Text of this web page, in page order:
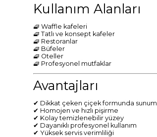
Kullanım Alanları
🧇 Waffle kafeleri
🧇 Tatlı ve konsept kafeler
🧇 Restoranlar
🧇 Büfeler
🧇 Oteller
🧇 Profesyonel mutfaklar
Avantajları
✔ Dikkat çeken çiçek formunda sunum
✔ Homojen ve hızlı pişirme
✔ Kolay temizlenebilir yüzey
✔ Dayanıklı profesyonel kullanım
✔ Yüksek servis verimliliği